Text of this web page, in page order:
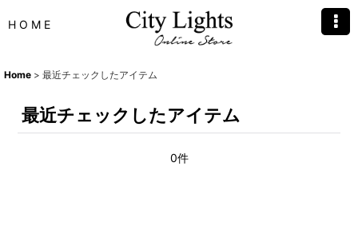
H O M E
Home > 最近チェックしたアイテム
最近チェックしたアイテム
0件